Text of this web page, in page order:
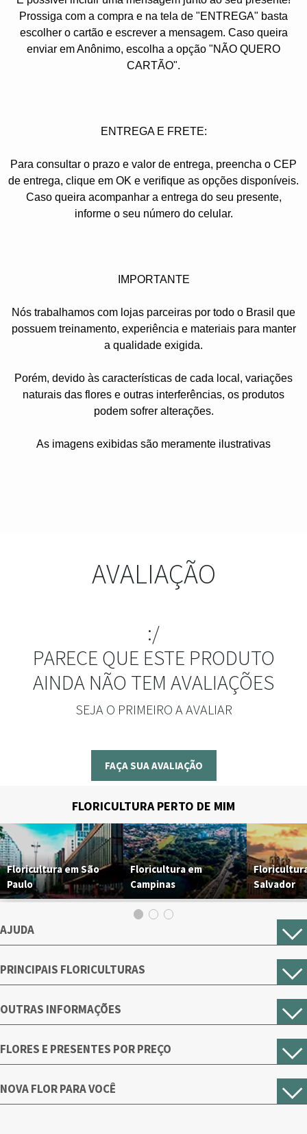
Prossiga com a compra e na tela de "ENTREGA" basta
escolher o cartão e escrever a mensagem. Caso queira
enviar em Anônimo, escolha a opção "NÃO QUERO
CARTÃO".
ENTREGA E FRETE:
Para consultar o prazo e valor de entrega, preencha o CEP
de entrega, clique em OK e verifique as opções disponíveis.
Caso queira acompanhar a entrega do seu presente,
informe o seu número do celular.
IMPORTANTE
Nós trabalhamos com lojas parceiras por todo o Brasil que
possuem treinamento, experiência e materiais para manter
a qualidade exigida.
Porém, devido às características de cada local, variações
naturais das flores e outras interferências, os produtos
podem sofrer alterações.
As imagens exibidas são meramente ilustrativas
AVALIAÇÃO
:/
PARECE QUE ESTE PRODUTO
AINDA NÃO TEM AVALIAÇÕES
SEJA O PRIMEIRO A AVALIAR
FAÇA SUA AVALIAÇÃO
FLORICULTURA PERTO DE MIM
Floricultura em São
Paulo
Floricultura em
Campinas
Salvador
AJUDA
PRINCIPAIS FLORICULTURAS
OUTRAS INFORMAÇÕES
FLORES E PRESENTES POR PREÇO
NOVA FLOR PARA VOCÊ